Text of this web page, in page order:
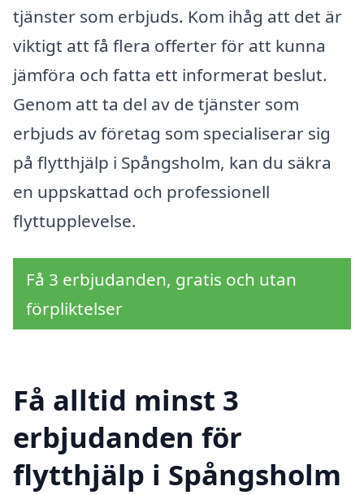
tjänster som erbjuds. Kom ihåg att det är
viktigt att få flera offerter för att kunna
jämföra och fatta ett informerat beslut.
Genom att ta del av de tjänster som
erbjuds av företag som specialiserar sig
på flytthjälp i Spångsholm, kan du säkra
en uppskattad och professionell
flyttupplevelse.
Få 3 erbjudanden, gratis och utan
förpliktelser
Få alltid minst 3
erbjudanden för
flytthjälp i Spångsholm